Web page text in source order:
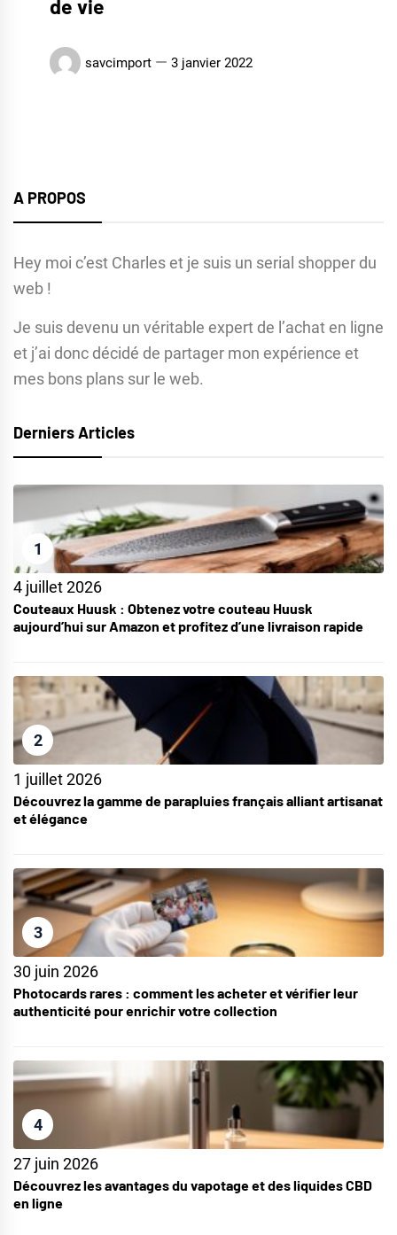
de vie
savcimport 3 janvier 2022
A PROPOS
Hey moi c’est Charles et je suis un serial shopper du
web !
Je suis devenu un véritable expert de l’achat en ligne
et j’ai donc décidé de partager mon expérience et
mes bons plans sur le web.
Derniers Articles
1
4 juillet 2026
Couteaux Huusk : Obtenez votre couteau Huusk
aujourd’hui sur Amazon et profitez d’une livraison rapide
2
1 juillet 2026
Découvrez la gamme de parapluies français alliant artisanat
et élégance
3
30 juin 2026
Photocards rares : comment les acheter et vérifier leur
authenticité pour enrichir votre collection
4
27 juin 2026
Découvrez les avantages du vapotage et des liquides CBD
en ligne